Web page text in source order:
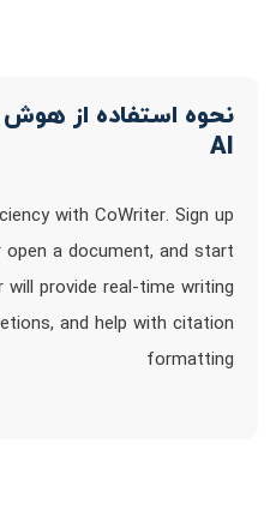
AI
with CoWriter. Sign up
a document, and start
will provide real-time writing
and help with citation
formatting